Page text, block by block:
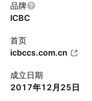
品牌
ICBC
首页
icbccs.com.cn
成立日期
2017年12月25日